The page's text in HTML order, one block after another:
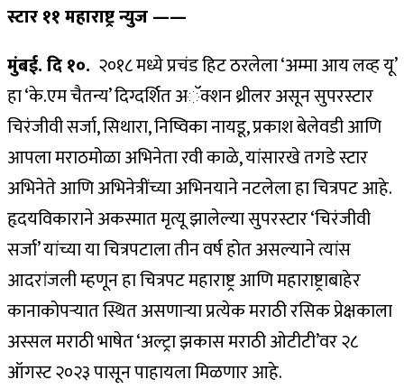
स्टार ११ महाराष्ट्र न्युज ——
मुंबई. दि १०. २०१८ मध्ये प्रचंड हिट ठरलेला ‘अम्मा आय लव्ह यू’
हा ‘के.एम चैतन्य’ दिग्दर्शित अॅक्शन थ्रीलर असून सुपरस्टार
चिरंजीवी सर्जा, सिथारा, निष्विका नायडू, प्रकाश बेलेवडी आणि
आपला मराठमोळा अभिनेता रवी काळे, यांसारखे तगडे स्टार
अभिनेते आणि अभिनेत्रींच्या अभिनयाने नटलेला हा चित्रपट आहे.
हृदयविकाराने अकस्मात मृत्यू झालेल्या सुपरस्टार ‘चिरंजीवी
सर्जा’ यांच्या या चित्रपटाला तीन वर्ष होत असल्याने त्यांस
आदरांजली म्हणून हा चित्रपट महाराष्ट्र आणि महाराष्ट्राबाहेर
कानाकोपऱ्यात स्थित असणाऱ्या प्रत्येक मराठी रसिक प्रेक्षकाला
अस्सल मराठी भाषेत ‘अल्ट्रा झकास मराठी ओटीटी’वर २८
ऑगस्ट २०२३ पासून पाहायला मिळणार आहे.